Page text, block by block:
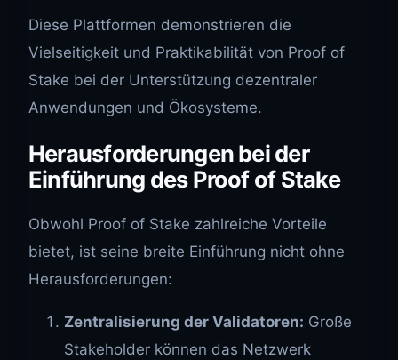
Diese Plattformen demonstrieren die
Vielseitigkeit und Praktikabilität von Proof of
Stake bei der Unterstützung dezentraler
Anwendungen und Ökosysteme.
Herausforderungen bei der
Einführung des Proof of Stake
Obwohl Proof of Stake zahlreiche Vorteile
bietet, ist seine breite Einführung nicht ohne
Herausforderungen:
Zentralisierung der Validatoren: Große
Stakeholder können das Netzwerk